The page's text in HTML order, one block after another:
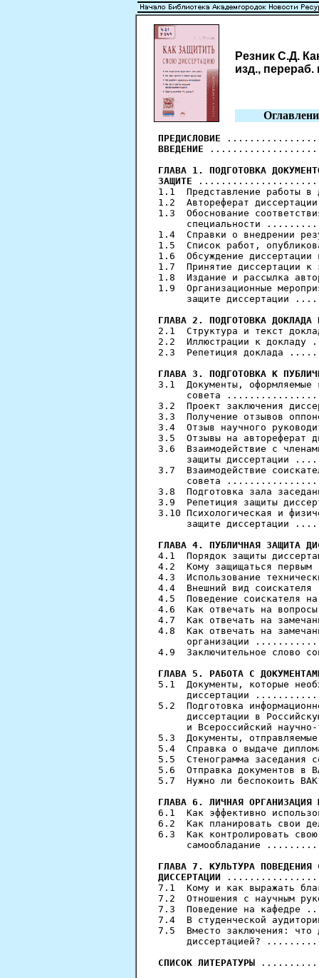
Резник С.Д.
изд.,
ПРЕДИСЛОВИЕ
ВВЕДЕНИЕ
ГЛАВА 1. ПОДГОТОВКА
ЗАЩИТЕ
1.1  Представление
1.2  Автореферат
1.3  Обоснование
специальности
1.4  Справки о внедрении
1.5  Список работ,
1.6  Обсуждение
1.7  Принятие
1.8  Издание и
1.9  Организационные
защите диссертации
ГЛАВА 2. ПОДГОТОВКА ДОКЛАДА
2.1  Структура и
2.2  Иллюстрации к
2.3  Репетиция
ГЛАВА 3. ПОДГОТОВКА К
3.1  Документы, оформляемые
совета
3.2  Проект заключения
3.3  Получение отзывов
3.4  Отзыв научного
3.5  Отзывы на
3.6  Взаимодействие с
защиты диссертации
3.7  Взаимодействие
совета
3.8  Подготовка зала
3.9  Репетиция защиты
3.10 Психологическая и
защите диссертации
ГЛАВА 4. ПУБЛИЧНАЯ ЗАЩИТА
4.1  Порядок защиты
4.2  Кому защищаться
4.3  Использование
4.4  Внешний вид
4.5  Поведение
4.6  Как отвечать на
4.7  Как отвечать на
4.8  Как отвечать на
организации
4.9  Заключительное
ГЛАВА 5. РАБОТА С
5.1  Документы, которые
диссертации
5.2  Подготовка
диссертации в
и Всероссийский
5.3  Документы,
5.4  Справка о выдаче
5.5  Стенограмма
5.6  Отправка
5.7  Нужно ли
ГЛАВА 6. ЛИЧНАЯ ОРГАНИЗАЦИЯ
6.1  Как эффективно
6.2  Как планировать
6.3  Как контролировать
самообладание
ГЛАВА 7. КУЛЬТУРА ПОВЕДЕНИЯ
ДИССЕРТАЦИИ
7.1  Кому и как выражать
7.2  Отношения с научным
7.3  Поведение на
7.4  В студенческой
7.5  Вместо заключения: что
диссертацией?
СПИСОК ЛИТЕРАТУРЫ